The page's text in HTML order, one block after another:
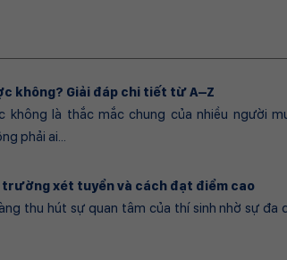
không? Giải đáp chi tiết từ A–Z
không là thắc mắc chung của nhiều người
phải ai...
trường xét tuyển và cách đạt điểm cao
thu hút sự quan tâm của thí sinh nhờ sự đa